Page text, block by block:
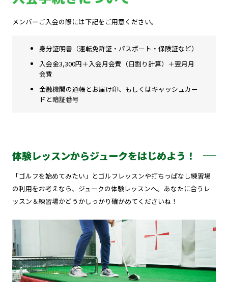
メンバーご入会の際には下記をご用意ください。
身分証明書（運転免許証・パスポート・保険証など）
入会金3,300円＋入会月会費（日割り計算）＋翌月月
会費
金融機関の通帳とお届け印、もしくはキャッシュカー
ドと暗証番号
体験レッスンからジュークをはじめよう！
「ゴルフを始めてみたい」とゴルフレッスンや打ちっぱなし練習場
の利用をお考えなら、ジュークの体験レッスンへ。あなたに合うレ
ッスン＆練習場かどうかしっかり確かめてくださいね！